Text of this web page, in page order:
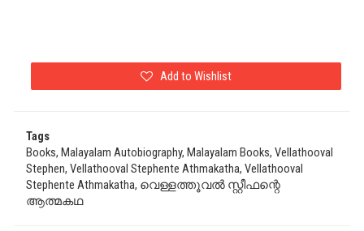
Add to Wishlist
Tags
Books, Malayalam Autobiography, Malayalam Books, Vellathooval
Stephen, Vellathooval Stephente Athmakatha, Vellathooval
Stephente Athmakatha, വെള്ളത്തൂവൽ സ്റ്റീഫന്റെ
ആത്മകഥ